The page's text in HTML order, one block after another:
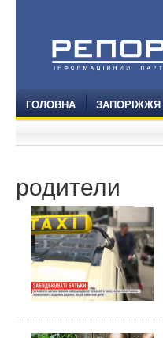
ГОЛОВНА ЗАПОРІЖЖЯ
родители